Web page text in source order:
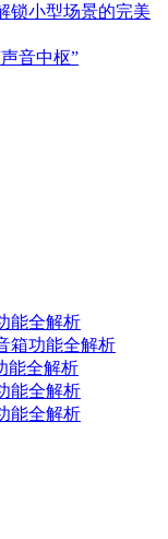
锁小型场景的完美
音中枢”
能全解析
箱功能全解析
能全解析
能全解析
能全解析